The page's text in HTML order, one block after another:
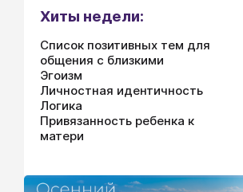
Хиты недели:
Список позитивных тем для
общения с близкими
Эгоизм
Личностная идентичность
Логика
Привязанность ребенка к
матери